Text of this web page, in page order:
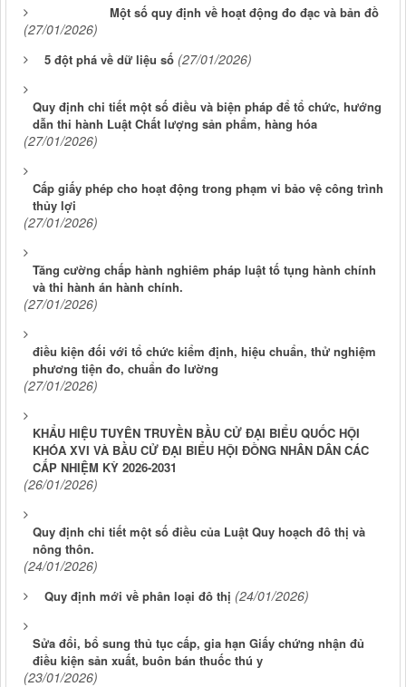
Một số quy định về hoạt động đo đạc và bản đồ
(27/01/2026)
5 đột phá về dữ liệu số (27/01/2026)
Quy định chi tiết một số điều và biện pháp để tổ chức, hướng
dẫn thi hành Luật Chất lượng sản phẩm, hàng hóa
(27/01/2026)
Cấp giấy phép cho hoạt động trong phạm vi bảo vệ công trình
thủy lợi
(27/01/2026)
Tăng cường chấp hành nghiêm pháp luật tố tụng hành chính
và thi hành án hành chính.
(27/01/2026)
điều kiện đối với tổ chức kiểm định, hiệu chuẩn, thử nghiệm
phương tiện đo, chuẩn đo lường
(27/01/2026)
KHẨU HIỆU TUYÊN TRUYỀN BẦU CỬ ĐẠI BIỂU QUỐC HỘI
KHÓA XVI VÀ BẦU CỬ ĐẠI BIỂU HỘI ĐỒNG NHÂN DÂN CÁC
CẤP NHIỆM KỲ 2026-2031
(26/01/2026)
Quy định chi tiết một số điều của Luật Quy hoạch đô thị và
nông thôn.
(24/01/2026)
Quy định mới về phân loại đô thị (24/01/2026)
Sửa đổi, bổ sung thủ tục cấp, gia hạn Giấy chứng nhận đủ
điều kiện sản xuất, buôn bán thuốc thú y
(23/01/2026)